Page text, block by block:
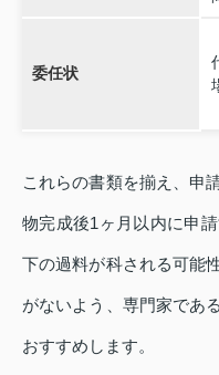
委任状
これらの書類を揃え、申
物完成後1ヶ月以内に申
下の過料が科される可能
がないよう、専門家であ
おすすめします。